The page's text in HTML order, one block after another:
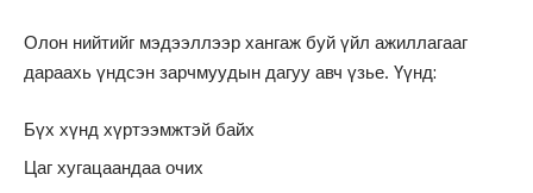
Олон нийтийг мэдээллээр хангаж буй үйл ажиллагааг
дараахь үндсэн зарчмуудын дагуу авч үзье. Үүнд:
Бүх хүнд хүртээмжтэй байх
Цаг хугацаандаа очих